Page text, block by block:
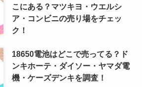
こにある？マツキヨ・ウエルシ
ア・コンビニの売り場をチェッ
ク！
18650電池はどこで売ってる？ド
ンキホーテ・ダイソー・ヤマダ電
機・ケーズデンキを調査！